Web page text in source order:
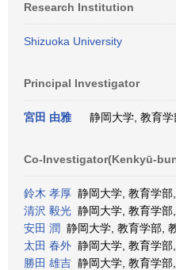
Research Institution
Shizuoka University
Principal Investigator
宮田 由雅 静岡大学, 教育
Co-Investigator(Kenkyū-
鈴木 孝厚 静岡大学, 教育学
清沢 毅光 静岡大学, 教育学
安田 潤 静岡大学, 教育学部,
太田 春外 静岡大学, 教育学
勝田 雄吉 静岡大学, 教育学